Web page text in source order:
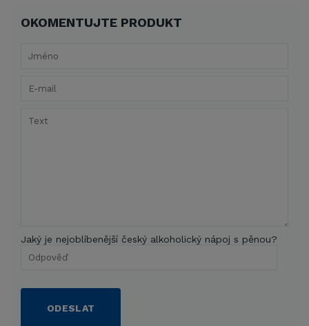
OKOMENTUJTE PRODUKT
Jaký je nejoblíbenější český alkoholický nápoj s pěnou?
ODESLAT